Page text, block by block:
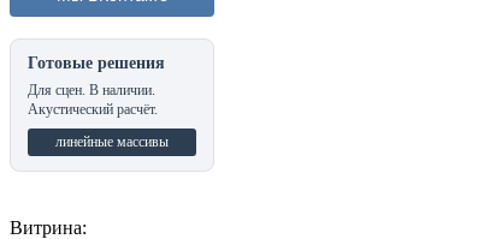
Готовые решения
Для сцен. В наличии.
Акустический расчёт.
линейные массивы
Витрина: